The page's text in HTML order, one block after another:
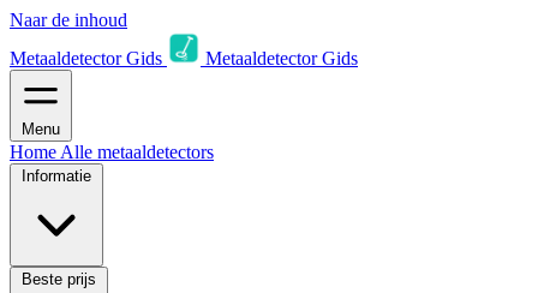
Naar de inhoud
Metaaldetector Gids
Metaaldetector Gids
Menu
Home Alle metaaldetectors
Informatie
Beste prijs